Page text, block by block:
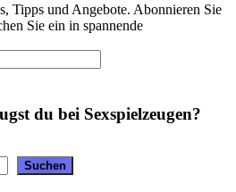
Tipps und Angebote. Abonnieren Sie
Sie ein in spannende
du bei Sexspielzeugen?
Suchen